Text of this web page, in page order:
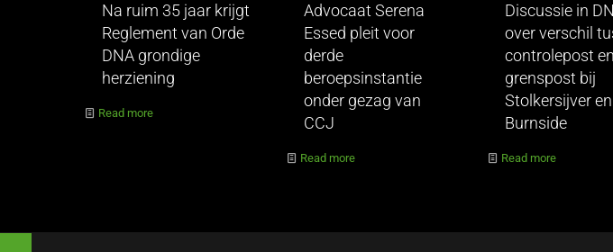
Na ruim 35 jaar krijgt
Reglement van Orde
DNA grondige
herziening
Read more
Advocaat Serena
Essed pleit voor
derde
beroepsinstantie
onder gezag van
CCJ
Read more
Discussie in
over verschil
controlepost en
grenspost bij
Stolkersijver en
Burnside
Read more